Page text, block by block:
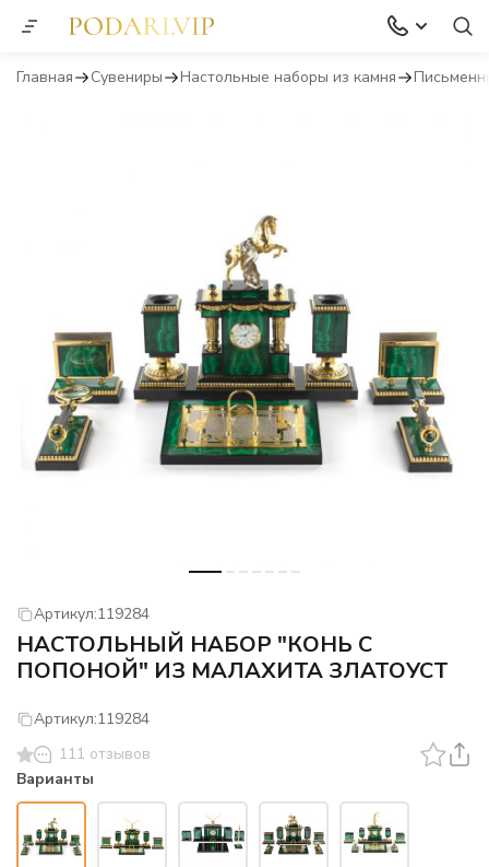
Главная Сувениры Настольные наборы из камня
Артикул:119284
НАСТОЛЬНЫЙ НАБОР "КОНЬ С
ПОПОНОЙ" ИЗ МАЛАХИТА ЗЛАТОУСТ
Артикул:119284
111 отзывов
Варианты